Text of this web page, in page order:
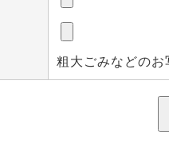
粗大ごみなどのお